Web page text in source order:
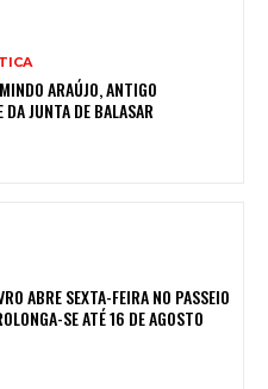
ARAÚJO, ANTIGO
DA JUNTA DE BALASAR
ABRE SEXTA-FEIRA NO PASSEIO
SE ATÉ 16 DE AGOSTO